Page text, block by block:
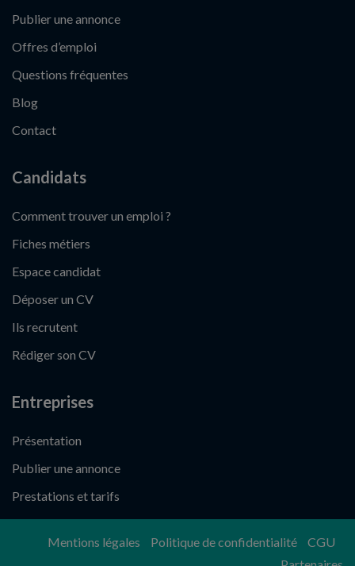
Publier une annonce
Offres d’emploi
Questions fréquentes
Blog
Contact
Candidats
Comment trouver un emploi ?
Fiches métiers
Espace candidat
Déposer un CV
Ils recrutent
Rédiger son CV
Entreprises
Présentation
Publier une annonce
Prestations et tarifs
Mentions légales Politique de confidentialité
CGU